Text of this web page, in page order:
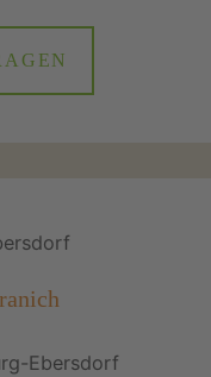
Ebersdorf